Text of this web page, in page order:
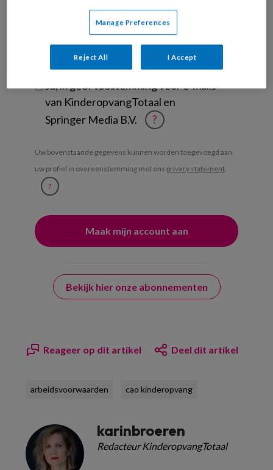
Ontvang iedere zondag het
Management Kinderopvang
Weekoverzicht
Ja, ik geef toestemming voor e-mails
van KinderopvangTotaal en
Springer Media B.V.
?
Uw bovenstaande gegevens kunnen worden toegevoegd aan
uw profiel in overeenstemming met ons privacy statement.
?
Bekijk hier onze abonnementen
Reageer op dit artikel Deel dit artikel
arbeidsvoorwaarden cao kinderopvang
karinbroeren
Redacteur KinderopvangTotaal
Manage Preferences
Reject All I Accept